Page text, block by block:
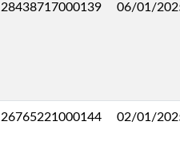
28438717000139 06/01/
26765221000144 02/01/